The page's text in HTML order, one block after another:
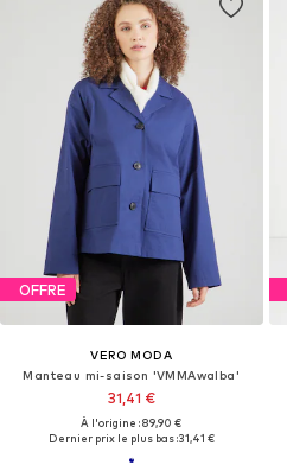
OFFRE
VERO MODA
Manteau mi-saison 'VMMAwalba'
31,41 €
À l'origine : 89,90 €
Dernier prix le plus bas :31,41 €